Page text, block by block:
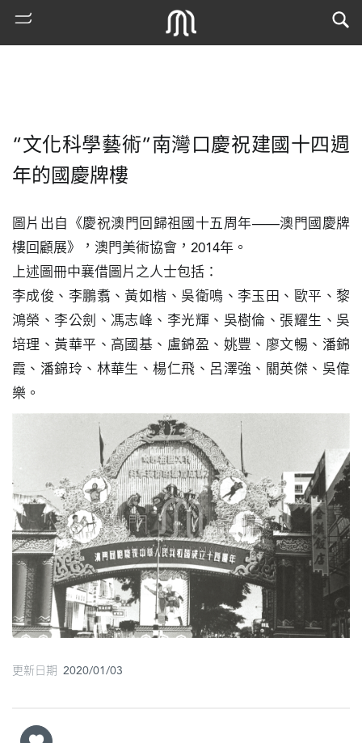
熱
古
地
圖
媽
廟
巴
士
市
“文化科學藝術”南灣口慶祝建國十四週
年的國慶牌樓
圖片出自《慶祝澳門回歸祖國十五周年——澳門國慶牌
樓回顧展》，澳門美術協會，2014年。
上述圖冊中襄借圖片之人士包括：
李成俊、李鵬翥、黃如楷、吳衛鳴、李玉田、歐平、黎
鴻榮、李公劍、馮志峰、李光輝、吳樹倫、張耀生、吳
培理、黃華平、高國基、盧錦盈、姚豐、廖文暢、潘錦
霞、潘錦玲、林華生、楊仁飛、呂澤強、關英傑、吳偉
樂。
更新日期 2020/01/03